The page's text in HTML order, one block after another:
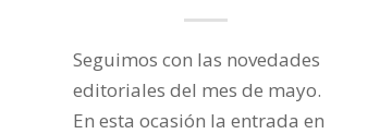
Seguimos con las novedades
editoriales del mes de mayo.
En esta ocasión la entrada en